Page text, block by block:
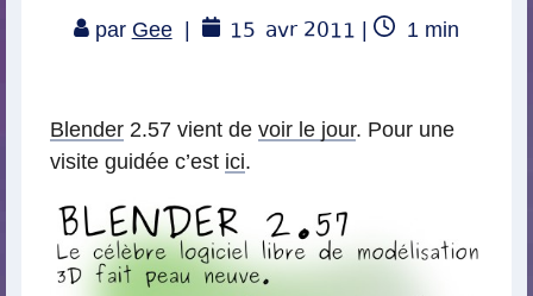
par Gee 15 avr 2011 |
Temps
1 min
Blender 2.57 vient de voir le jour. Pour une
visite guidée c’est ici.